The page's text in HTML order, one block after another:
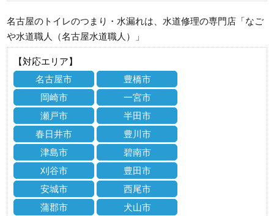
名古屋のトイレのつまり・水漏れは、水道修理の専門店「なご
や水道職人（名古屋水道職人）」
【対応エリア】
名古屋市
豊橋市
岡崎市
一宮市
瀬戸市
半田市
春日井市
豊川市
津島市
碧南市
刈谷市
豊田市
安城市
西尾市
蒲郡市
犬山市